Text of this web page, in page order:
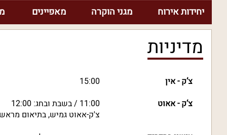
יחידות אירוח מגני הוקרה מאפיינים
מדיניות
צ‘ק - אין
15:00
צ‘ק - אאוט
11:00 / בשבת ובחג: 12:00
צ'ק-אאוט גמיש, בתיאום מראש